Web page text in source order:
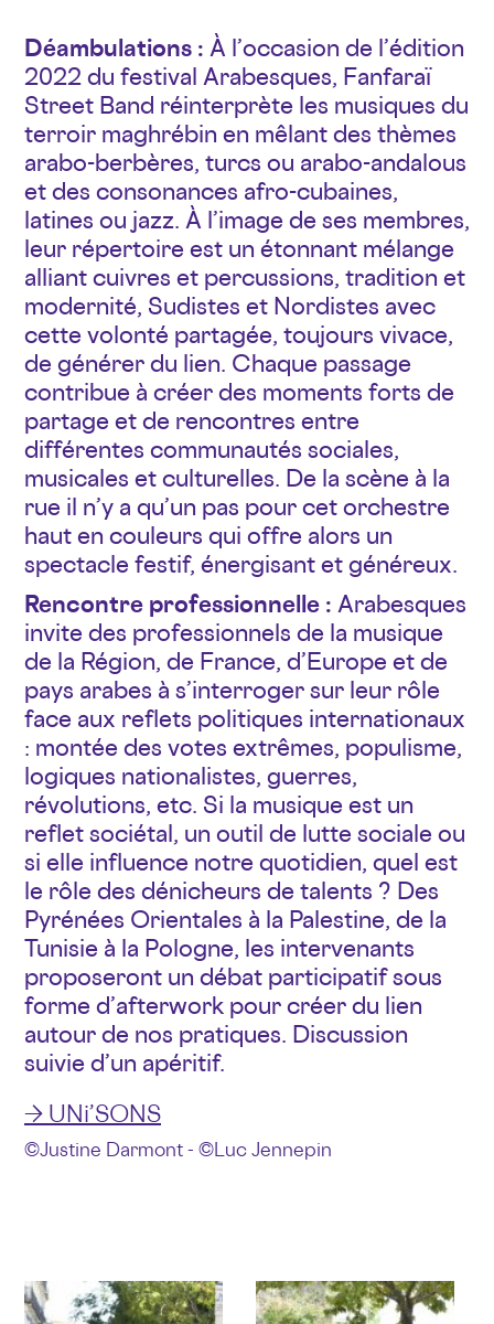
Déambulations : À l’occasion de l’édition
2022 du festival Arabesques, Fanfaraï
Street Band réinterprète les musiques du
terroir maghrébin en mêlant des thèmes
arabo-berbères, turcs ou arabo-andalous
et des consonances afro-cubaines,
latines ou jazz. À l’image de ses membres,
leur répertoire est un étonnant mélange
alliant cuivres et percussions, tradition et
modernité, Sudistes et Nordistes avec
cette volonté partagée, toujours vivace,
de générer du lien. Chaque passage
contribue à créer des moments forts de
partage et de rencontres entre
différentes communautés sociales,
musicales et culturelles. De la scène à la
rue il n’y a qu’un pas pour cet orchestre
haut en couleurs qui offre alors un
spectacle festif, énergisant et généreux.
Rencontre professionnelle : Arabesques
invite des professionnels de la musique
de la Région, de France, d’Europe et de
pays arabes à s’interroger sur leur rôle
face aux reflets politiques internationaux
: montée des votes extrêmes, populisme,
logiques nationalistes, guerres,
révolutions, etc. Si la musique est un
reflet sociétal, un outil de lutte sociale ou
si elle influence notre quotidien, quel est
le rôle des dénicheurs de talents ? Des
Pyrénées Orientales à la Palestine, de la
Tunisie à la Pologne, les intervenants
proposeront un débat participatif sous
forme d’afterwork pour créer du lien
autour de nos pratiques. Discussion
suivie d’un apéritif.
→ UNi’SONS
© Justine Darmont - © Luc Jennepin